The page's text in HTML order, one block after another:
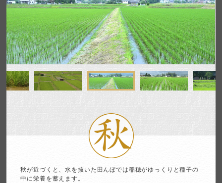
秋が近づくと、水を抜いた田んぼでは稲穂がゆっくりと種子の
中に栄養を蓄えます。